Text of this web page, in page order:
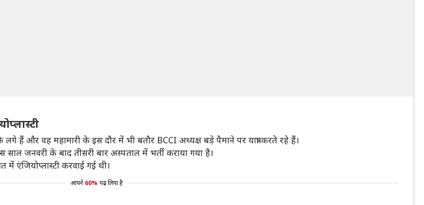
लगे हैं और वह महामारी के इस दौर में भी बतौर BCCI अध्यक्ष बड़े पैमाने पर यात्रा करते रहे हैं।
साल जनवरी के बाद तीसरी बार अस्पताल में भर्ती कराया गया है।
करवाई गई थी।
आपने 60% पढ़ लिया है